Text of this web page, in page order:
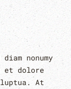
nonumy
et dolore
At